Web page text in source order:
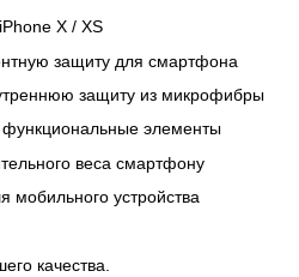
X / XS
защиту для смартфона
защиту из микрофибры
элементы
веса смартфону
мобильного устройства
качества.